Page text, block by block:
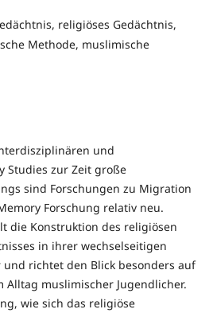
religiöses Gedächtnis,
Methode, muslimische
und
Studies zur Zeit große
sind Forschungen zu Migration
Forschung relativ neu.
die Konstruktion des religiösen
in ihrer wechselseitigen
richtet den Blick besonders auf
Alltag muslimischer Jugendlicher.
wie sich das religiöse